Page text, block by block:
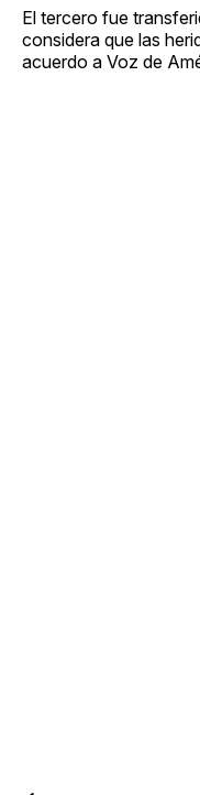
El tercero fue
considera que las
acuerdo a Voz de